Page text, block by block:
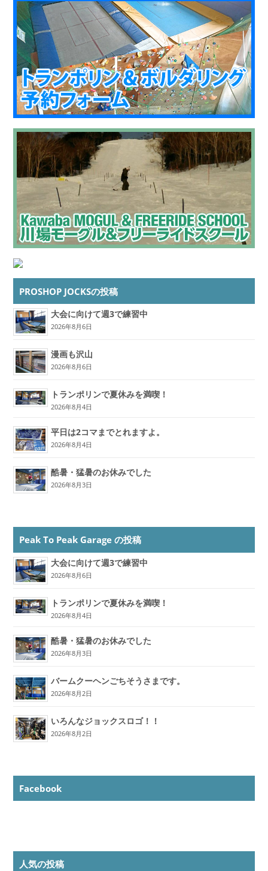
PROSHOP JOCKSの投稿
大会に向けて週3で練習中
2026年8月6日
漫画も沢山
2026年8月6日
トランポリンで夏休みを満喫！
2026年8月4日
平日は2コマまでとれますよ。
2026年8月4日
酷暑・猛暑のお休みでした
2026年8月3日
Peak To Peak Garage の投稿
大会に向けて週3で練習中
2026年8月6日
トランポリンで夏休みを満喫！
2026年8月4日
酷暑・猛暑のお休みでした
2026年8月3日
バームクーヘンごちそうさまです。
2026年8月2日
いろんなジョックスロゴ！！
2026年8月2日
Facebook
人気の投稿